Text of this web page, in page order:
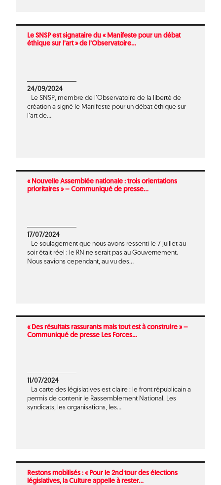
Le SNSP est signataire du « Manifeste pour un débat
éthique sur l’art » de l’Observatoire...
24/09/2024
Le SNSP, membre de l’Observatoire de la liberté de
création a signé le Manifeste pour un débat éthique sur
l’art de...
« Nouvelle Assemblée nationale : trois orientations
prioritaires » – Communiqué de presse...
17/07/2024
Le soulagement que nous avons ressenti le 7 juillet au
soir était réel : le RN ne serait pas au Gouvernement.
Nous savions cependant, au vu des...
« Des résultats rassurants mais tout est à construire » –
Communiqué de presse Les Forces...
11/07/2024
La carte des législatives est claire : le front républicain a
permis de contenir le Rassemblement National. Les
syndicats, les organisations, les...
Restons mobilisés : « Pour le 2nd tour des élections
législatives, la Culture appelle à rester...